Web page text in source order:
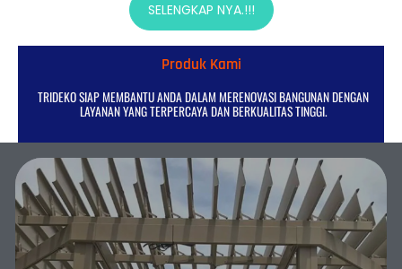
SELENGKAP NYA.!!!
Produk Kami
TRIDEKO SIAP MEMBANTU ANDA DALAM MERENOVASI BANGUNAN DENGAN
LAYANAN YANG TERPERCAYA DAN BERKUALITAS TINGGI.
sunlouvre